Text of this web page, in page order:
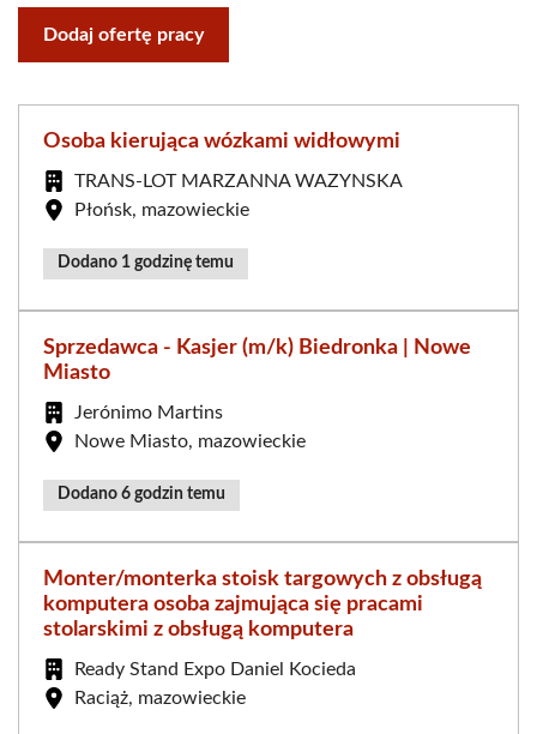
Dodaj ofertę pracy
Osoba kierująca wózkami widłowymi
TRANS-LOT MARZANNA WAZYNSKA
Płońsk, mazowieckie
Dodano 1 godzinę temu
Sprzedawca - Kasjer (m/k) Biedronka | Nowe
Miasto
Jerónimo Martins
Nowe Miasto, mazowieckie
Dodano 6 godzin temu
Monter/monterka stoisk targowych z obsługą
komputera osoba zajmująca się pracami
stolarskimi z obsługą komputera
Ready Stand Expo Daniel Kocieda
Raciąż, mazowieckie